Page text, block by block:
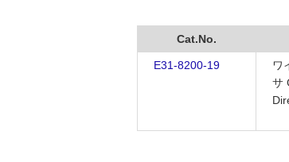
Cat.No.
E31-8200-19
ワ
サ